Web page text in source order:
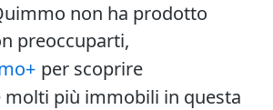
non ha prodotto
preoccuparti,
per scoprire
più immobili in questa